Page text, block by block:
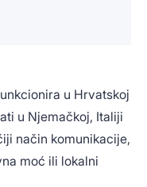
u Hrvatskoj
u Njemačkoj, Italiji
način komunikacije,
moć ili lokalni